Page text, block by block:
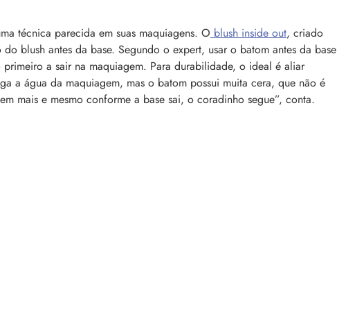
técnica parecida em suas maquiagens. O blush inside out, criado
blush antes da base. Segundo o expert, usar o batom antes da base
a sair na maquiagem. Para durabilidade, o ideal é aliar
a água da maquiagem, mas o batom possui muita cera, que não é
mais e mesmo conforme a base sai, o coradinho segue”, conta.